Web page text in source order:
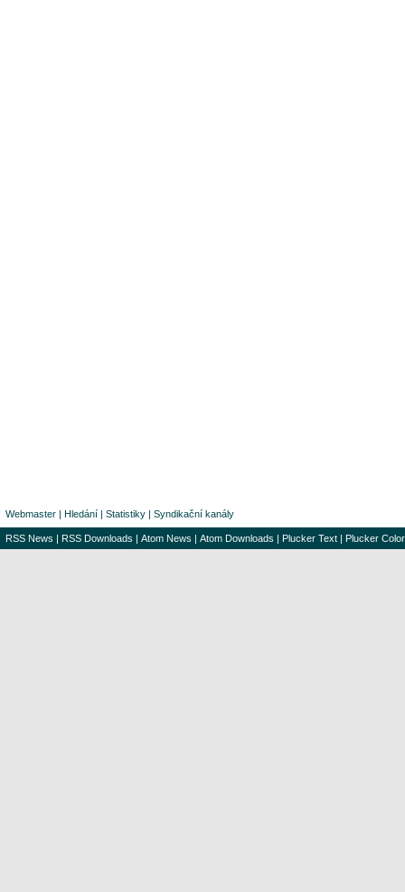
Webmaster | Hledání | Statistiky | Syndikační kanály
RSS News | RSS Downloads | Atom News | Atom Downloads | Plucker Text | Plucker Color